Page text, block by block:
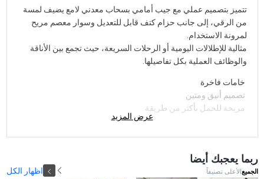
تتميز بتصميم عملي مع جيب أمامي بسحاب معدني لامع يضيف لمسة
من الرقي، إلى جانب حزام كتف قابل للتعديل وسوار معصم مريح
لمرونة الاستخدام.
مثالية للإطلالات اليومية أو الرحلات السريعة، حيث تجمع بين الأناقة
والوظائف العملية بكل تفاصيلها.
خامات فاخرة
تصميم أنيق ومتين
مريحة للحمل بأكثر من طريقة
عرض المزيد
ربما يعجبك أيضا
الجميعالأعلى تصنيفاً اظهار الكل